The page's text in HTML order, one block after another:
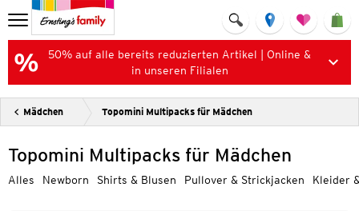
50% auf alle bereits reduzierten Artikel | Online &
in unseren Filialen
Mädchen Topomini Multipacks für Mädchen
Topomini Multipacks für Mädchen
Alles Newborn Shirts & Blusen Pullover & Strickjacken Kleider